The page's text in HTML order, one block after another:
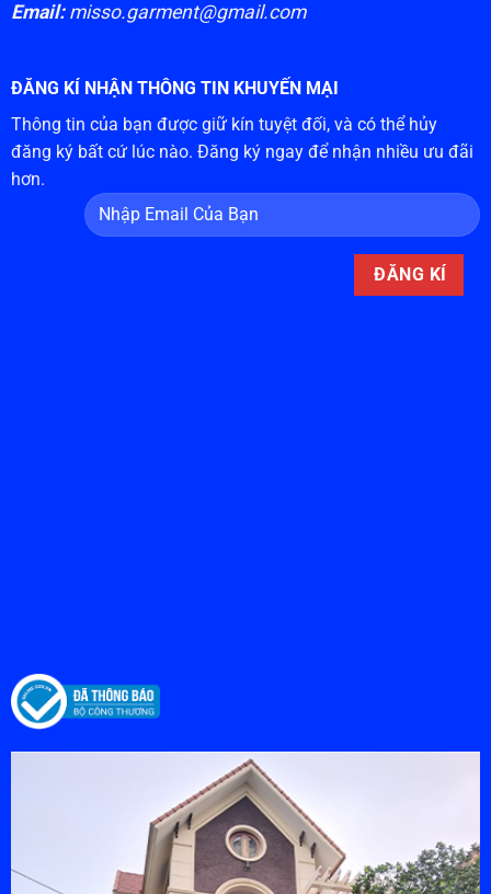
Email:misso.garment@gmail.com
ĐĂNG KÍ NHẬN THÔNG TIN KHUYẾN MẠI
Thông tin của bạn được giữ kín tuyệt đối, và có thể hủy
đăng ký bất cứ lúc nào. Đăng ký ngay để nhận nhiều ưu đãi
hơn.